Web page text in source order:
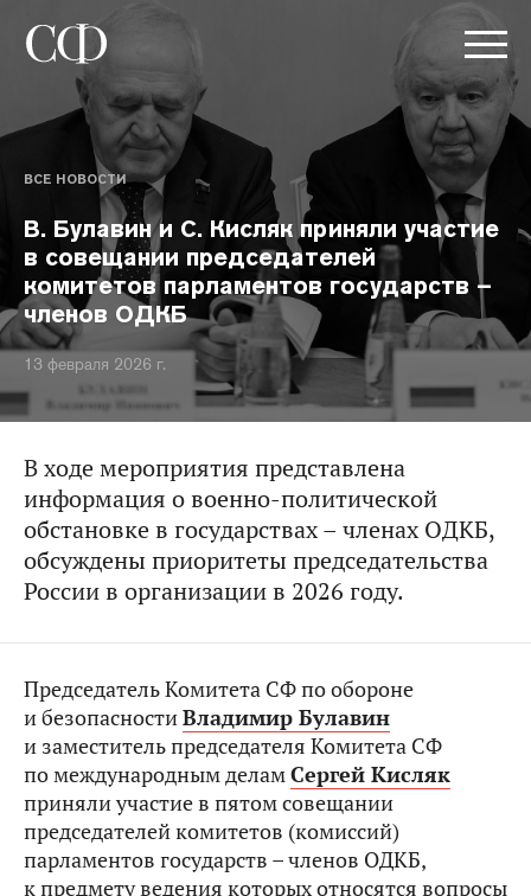
ВСЕ НОВОСТИ
В. Булавин и С. Кисляк приняли участие
в совещании председателей
комитетов парламентов государств –
членов ОДКБ
13 февраля 2026 г.
В ходе мероприятия представлена
информация о военно-политической
обстановке в государствах – членах ОДКБ,
обсуждены приоритеты председательства
России в организации в 2026 году.
Председатель Комитета СФ по обороне
и безопасностиВладимир Булавин
и заместитель председателя Комитета СФ
по международным деламСергей Кисляк
приняли участие в пятом совещании
председателей комитетов (комиссий)
парламентов государств – членов ОДКБ,
к предмету ведения которых относятся вопросы